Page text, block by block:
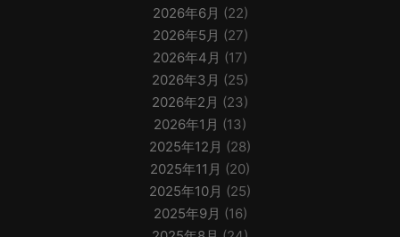
2026年6月 (22)
2026年5月 (27)
2026年4月 (17)
2026年3月 (25)
2026年2月 (23)
2026年1月 (13)
2025年12月 (28)
2025年11月 (20)
2025年10月 (25)
2025年9月 (16)